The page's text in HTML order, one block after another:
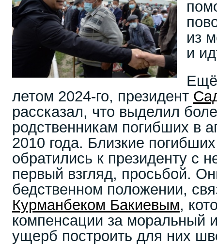
из
и
Ещё
летом 2024-го, президент
рассказал, что выделил
родственникам погибших в
2010 года. Близкие
обратились к президенту с
первый взгляд, просьбой.
бедственном положении,
Курманбеком Бакиевым,
компенсации за моральный
ущерб построить для них